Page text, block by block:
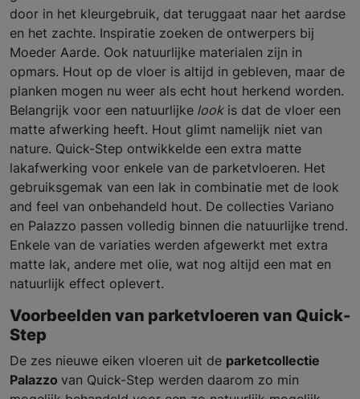
door in het kleurgebruik, dat teruggaat naar het aardse
en het zachte. Inspiratie zoeken de ontwerpers bij
Moeder Aarde. Ook natuurlijke materialen zijn in
opmars. Hout op de vloer is altijd in gebleven, maar de
planken mogen nu weer als echt hout herkend worden.
Belangrijk voor een natuurlijke lookis dat de vloer een
matte afwerking heeft. Hout glimt namelijk niet van
nature. Quick-Step ontwikkelde een extra matte
lakafwerking voor enkele van de parketvloeren. Het
gebruiksgemak van een lak in combinatie met de look
and feel van onbehandeld hout. De collecties Variano
en Palazzo passen volledig binnen die natuurlijke trend.
Enkele van de variaties werden afgewerkt met extra
matte lak, andere met olie, wat nog altijd een mat en
natuurlijk effect oplevert.
Voorbeelden van parketvloeren van Quick-
Step
De zes nieuwe eiken vloeren uit de parketcollectie
Palazzo van Quick-Step werden daarom zo min